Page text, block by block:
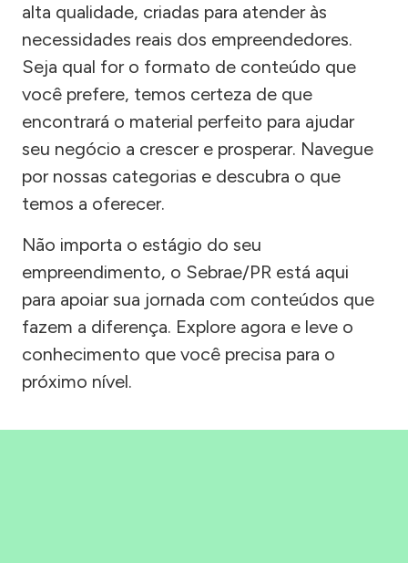
alta qualidade, criadas para atender às
necessidades reais dos empreendedores.
Seja qual for o formato de conteúdo que
você prefere, temos certeza de que
encontrará o material perfeito para ajudar
seu negócio a crescer e prosperar. Navegue
por nossas categorias e descubra o que
temos a oferecer.
Não importa o estágio do seu
empreendimento, o Sebrae/PR está aqui
para apoiar sua jornada com conteúdos que
fazem a diferença. Explore agora e leve o
conhecimento que você precisa para o
próximo nível.